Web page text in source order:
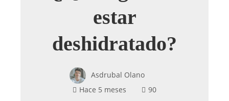
estar
deshidratado?
Asdrubal Olano
Hace 5 meses
90